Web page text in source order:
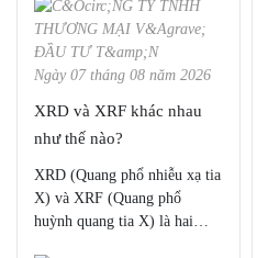
Ngày 07 tháng 08 năm 2026
XRD và XRF khác nhau
như thế nào?
XRD (Quang phổ nhiễu xạ tia
X) và XRF (Quang phổ
huỳnh quang tia X) là hai